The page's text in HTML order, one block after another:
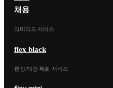
채용
리미티드 서비스
flex black
현장/매장 특화 서비스